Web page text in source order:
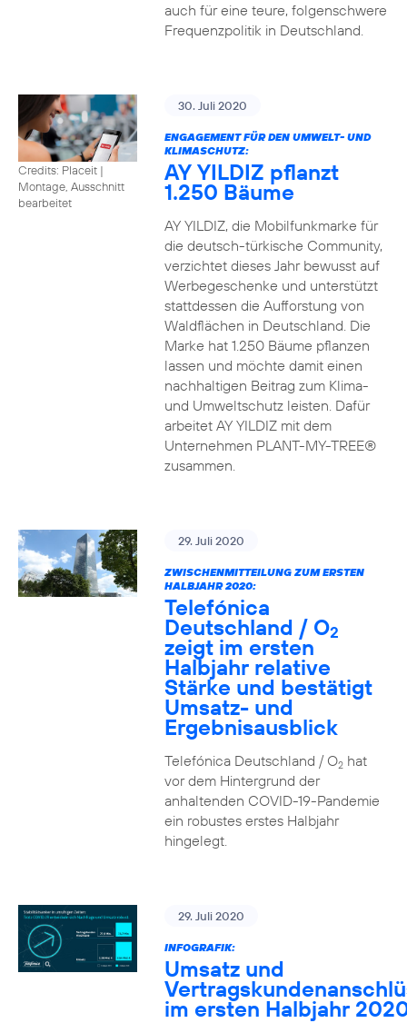
auch für eine teure, folgenschwere
Frequenzpolitik in Deutschland.
Credits: Placeit |
Montage, Ausschnitt
bearbeitet
30. Juli 2020
ENGAGEMENT FÜR DEN UMWELT- UND
KLIMASCHUTZ:
AY YILDIZ pflanzt
1.250 Bäume
AY YILDIZ, die Mobilfunkmarke für
die deutsch-türkische Community,
verzichtet dieses Jahr bewusst auf
Werbegeschenke und unterstützt
stattdessen die Aufforstung von
Waldflächen in Deutschland. Die
Marke hat 1.250 Bäume pflanzen
lassen und möchte damit einen
nachhaltigen Beitrag zum Klima-
und Umweltschutz leisten. Dafür
arbeitet AY YILDIZ mit dem
Unternehmen PLANT-MY-TREE®
zusammen.
29. Juli 2020
ZWISCHENMITTEILUNG ZUM ERSTEN
HALBJAHR 2020:
Telefónica
Deutschland / O2
zeigt im ersten
Halbjahr relative
Stärke und bestätigt
Umsatz- und
Ergebnisausblick
Telefónica Deutschland / O2hat
vor dem Hintergrund der
anhaltenden COVID-19-Pandemie
ein robustes erstes Halbjahr
hingelegt.
29. Juli 2020
INFOGRAFIK:
Umsatz und
im ersten Halbjahr